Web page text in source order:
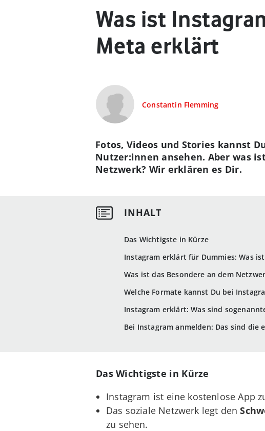
Was ist
Meta erklärt
Constantin Flemming
Das Wichtigste in Kürze
Instagram erklärt für Dummies: Was ist
Was ist das Besondere an dem
Welche Formate kannst Du bei
Instagram erklärt: Was sind
Bei Instagram anmelden: Das sind die
Fotos, Videos und Stories kannst
Nutzer:innen ansehen. Aber was
Netzwerk? Wir erklären es Dir.
Das Wichtigste in Kürze
Instagram ist eine kostenlose App
Das soziale Netzwerk legt den
zu sehen.